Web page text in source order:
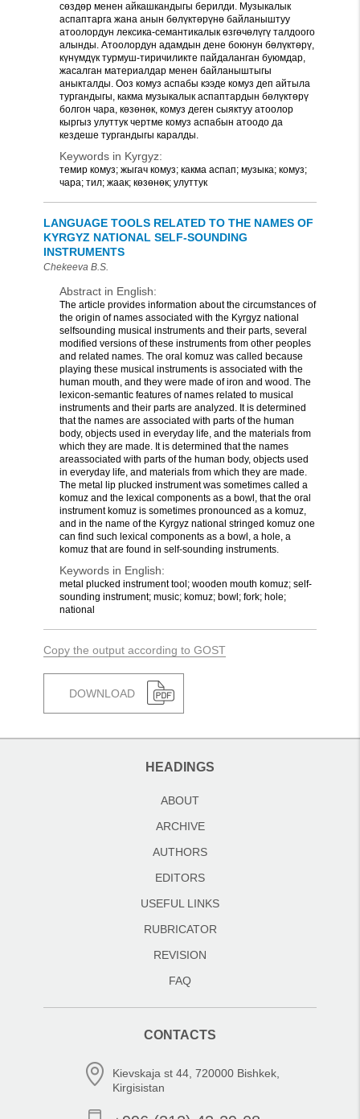
сөздөр менен айкашкандыгы берилди. Музыкалык
аспаптарга жана анын бөлүктөрүнө байланыштуу
атоолордун лексика-семантикалык өзгөчөлүгү талдоого
алынды. Атоолордун адамдын дене боюнун бөлүктөрү,
күнүмдүк турмуш-тиричиликте пайдаланган буюмдар,
жасалган материалдар менен байланыштыгы
аныкталды. Ооз комуз аспабы кээде комуз деп айтыла
тургандыгы, какма музыкалык аспаптардын бөлүктөрү
болгон чара, көзөнөк, комуз деген сыяктуу атоолор
кыргыз улуттук чертме комуз аспабын атоодо да
кездеше тургандыгы каралды.
Keywords in Kyrgyz:
темир комуз; жыгач комуз; какма аспап; музыка; комуз;
чара; тил; жаак; көзөнөк; улуттук
LANGUAGE TOOLS RELATED TO THE NAMES OF
KYRGYZ NATIONAL SELF-SOUNDING
INSTRUMENTS
Chekeeva B.S.
Abstract in English:
The article provides information about the circumstances of
the origin of names associated with the Kyrgyz national
selfsounding musical instruments and their parts, several
modified versions of these instruments from other peoples
and related names. The oral komuz was called because
playing these musical instruments is associated with the
human mouth, and they were made of iron and wood. The
lexicon-semantic features of names related to musical
instruments and their parts are analyzed. It is determined
that the names are associated with parts of the human
body, objects used in everyday life, and the materials from
which they are made. It is determined that the names
areassociated with parts of the human body, objects used
in everyday life, and materials from which they are made.
The metal lip plucked instrument was sometimes called a
komuz and the lexical components as a bowl, that the oral
instrument komuz is sometimes pronounced as a komuz,
and in the name of the Kyrgyz national stringed komuz one
can find such lexical components as a bowl, a hole, a
komuz that are found in self-sounding instruments.
Keywords in English:
metal plucked instrument tool; wooden mouth komuz; self-
sounding instrument; music; komuz; bowl; fork; hole;
national
Copy the output according to GOST
DOWNLOAD
HEADINGS
ABOUT
ARCHIVE
AUTHORS
EDITORS
USEFUL LINKS
RUBRICATOR
REVISION
FAQ
CONTACTS
Kievskaja st 44, 720000 Bishkek,
Kirgisistan